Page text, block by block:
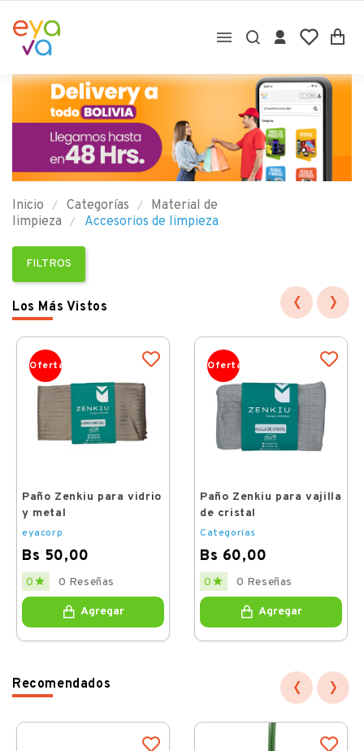

Inicio Categorías
Material de
limpieza
Accesorios de limpieza
FILTROS
Los Más Vistos
Oferta
Paño Zenkiu para vidrio
y metal
eyacorp
Bs 50,00
Price
0  0 Reseñas
Agregar
Oferta
Paño Zenkiu para vajilla
de cristal
Categorías
Bs 60,00
Price
0  0 Reseñas
Agregar
‹ ›
Recomendados ‹ ›